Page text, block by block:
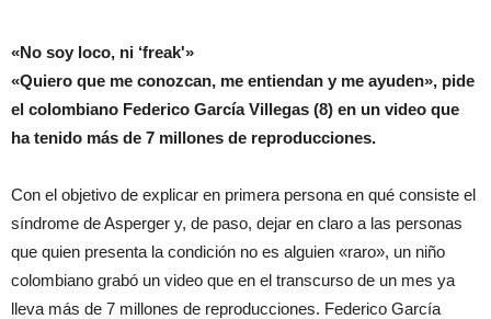
«No soy loco, ni ‘freak'»
«Quiero que me conozcan, me entiendan y me ayuden», pide
el colombiano Federico García Villegas (8) en un video que
ha tenido más de 7 millones de reproducciones.
Con el objetivo de explicar en primera persona en qué consiste el
síndrome de Asperger y, de paso, dejar en claro a las personas
que quien presenta la condición no es alguien «raro», un niño
colombiano grabó un video que en el transcurso de un mes ya
lleva más de 7 millones de reproducciones. Federico García